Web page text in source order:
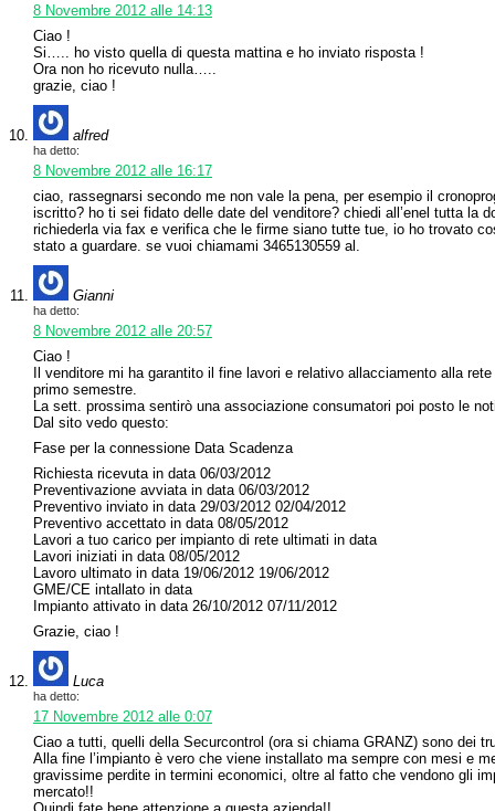
8 Novembre 2012 alle 14:13
Ciao !
Si….. ho visto quella di questa mattina e ho inviato risposta !
Ora non ho ricevuto nulla…..
grazie, ciao !
alfred
ha detto:
8 Novembre 2012 alle 16:17
ciao, rassegnarsi secondo me non vale la pena, per esempio il
iscritto? ho ti sei fidato delle date del venditore? chiedi all’enel tutta la
richiederla via fax e verifica che le firme siano tutte tue, io ho trovato
stato a guardare. se vuoi chiamami 3465130559 al.
Gianni
ha detto:
8 Novembre 2012 alle 20:57
Ciao !
Il venditore mi ha garantito il fine lavori e relativo allacciamento alla
primo semestre.
La sett. prossima sentirò una associazione consumatori poi posto le
Dal sito vedo questo:
Fase per la connessione Data Scadenza
Richiesta ricevuta in data 06/03/2012
Preventivazione avviata in data 06/03/2012
Preventivo inviato in data 29/03/2012 02/04/2012
Preventivo accettato in data 08/05/2012
Lavori a tuo carico per impianto di rete ultimati in data
Lavori iniziati in data 08/05/2012
Lavoro ultimato in data 19/06/2012 19/06/2012
GME/CE intallato in data
Impianto attivato in data 26/10/2012 07/11/2012
Grazie, ciao !
Luca
ha detto:
17 Novembre 2012 alle 0:07
Ciao a tutti, quelli della Securcontrol (ora si chiama GRANZ) sono dei
Alla fine l’impianto è vero che viene installato ma sempre con mesi e
gravissime perdite in termini economici, oltre al fatto che vendono gli
mercato!!